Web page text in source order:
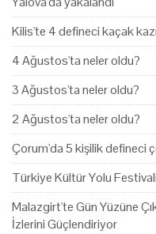
Kilis'te 4 defineci kaçak
4 Ağustos'ta neler oldu?
3 Ağustos'ta neler oldu?
2 Ağustos'ta neler oldu?
Çorum'da 5 kişilik defineci
Türkiye Kültür Yolu
Malazgirt'te Gün Yüzüne
İzlerini Güçlendiriyor